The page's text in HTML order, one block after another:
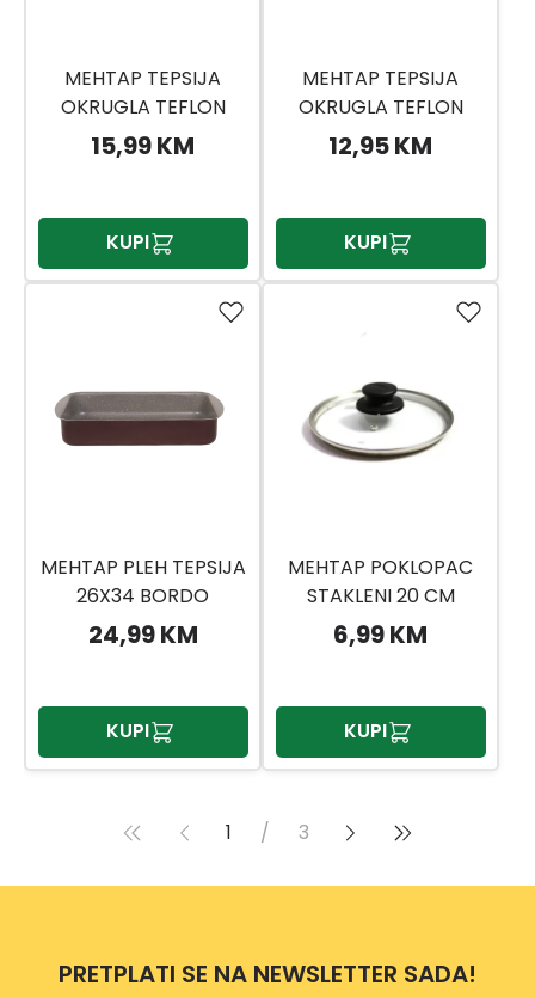
MEHTAP TEPSIJA
OKRUGLA TEFLON
15,99 KM
KUPI
MEHTAP TEPSIJA
OKRUGLA TEFLON
YUT26
12,95 KM
KUPI
MEHTAP PLEH TEPSIJA
26X34 BORDO
KT2634GGBD
24,99 KM
KUPI
MEHTAP POKLOPAC
STAKLENI 20 CM
6,99 KM
KUPI
1 / 3
PRETPLATI SE NA NEWSLETTER SADA!